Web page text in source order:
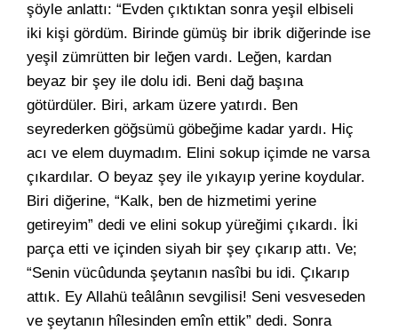
şöyle anlattı: “Evden çıktıktan sonra yeşil elbiseli
iki kişi gördüm. Birinde gümüş bir ibrik diğerinde ise
yeşil zümrütten bir leğen vardı. Leğen, kardan
beyaz bir şey ile dolu idi. Beni dağ başına
götürdüler. Biri, arkam üzere yatırdı. Ben
seyrederken göğsümü göbeğime kadar yardı. Hiç
acı ve elem duymadım. Elini sokup içimde ne varsa
çıkardılar. O beyaz şey ile yıkayıp yerine koydular.
Biri diğerine, “Kalk, ben de hizmetimi yerine
getireyim” dedi ve elini sokup yüreğimi çıkardı. İki
parça etti ve içinden siyah bir şey çıkarıp attı. Ve;
“Senin vücûdunda şeytanın nasîbi bu idi. Çıkarıp
attık. Ey Allahü teâlânın sevgilisi! Seni vesveseden
ve şeytanın hîlesinden emîn ettik” dedi. Sonra